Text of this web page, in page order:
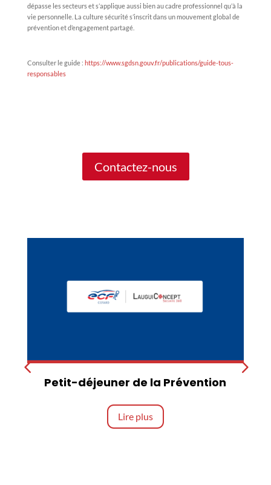
dépasse les secteurs et s’applique aussi bien au cadre professionnel qu’à la
vie personnelle. La culture sécurité s’inscrit dans un mouvement global de
prévention et d’engagement partagé.
Consulter le guide : https://www.sgdsn.gouv.fr/publications/guide-tous-
responsables
Contactez-nous
Petit-déjeuner de la Prévention
Lire plus